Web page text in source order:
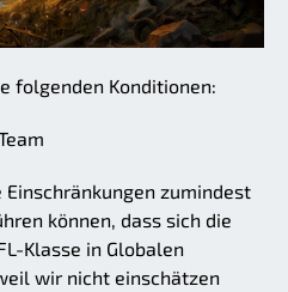
folgenden Konditionen:
zumindest
können, dass sich die
Klasse in Globalen
wir nicht einschätzen